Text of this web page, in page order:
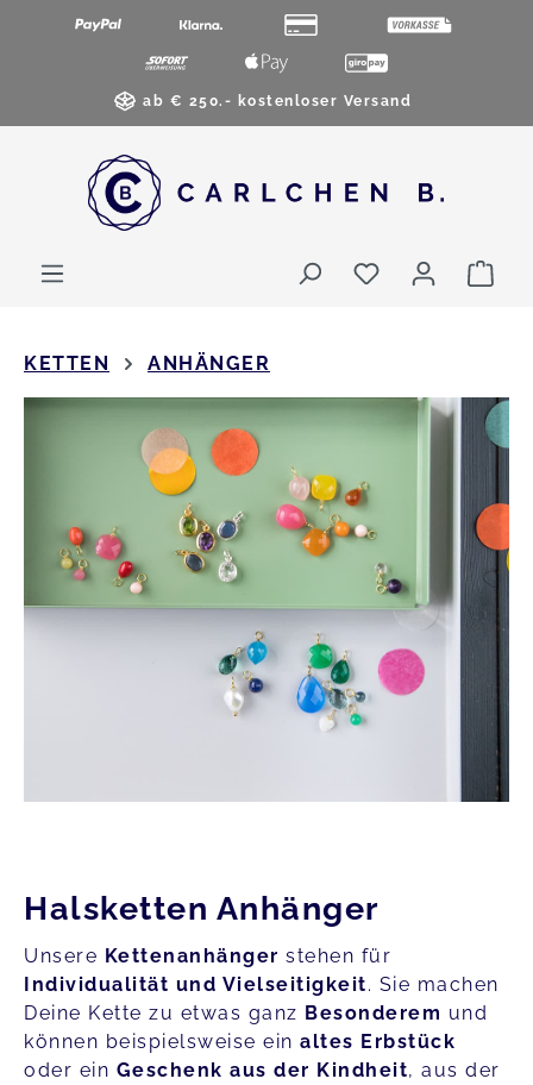
Zum Hauptinhalt springen
ab € 250.- kostenloser Versand
Du hast 0
KETTEN ANHÄNGER
Halsketten Anhänger
Unsere Kettenanhänger stehen für
Individualität und Vielseitigkeit. Sie machen
Deine Kette zu etwas ganz Besonderem und
können beispielsweise ein altes Erbstück
oder ein Geschenk aus der Kindheit, aus der